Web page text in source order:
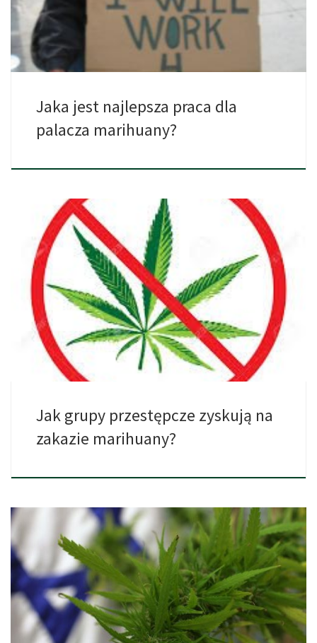
Jaka jest najlepsza praca dla
palacza marihuany?
Tak długo, jak konopie będą nielegalne, pozostaną one
atrakcyjnym aspektem […]
Jak grupy przestępcze zyskują na
zakazie marihuany?
Council for Higher Education w Izraelu, pierwszy raz w odniesieniu
[…]